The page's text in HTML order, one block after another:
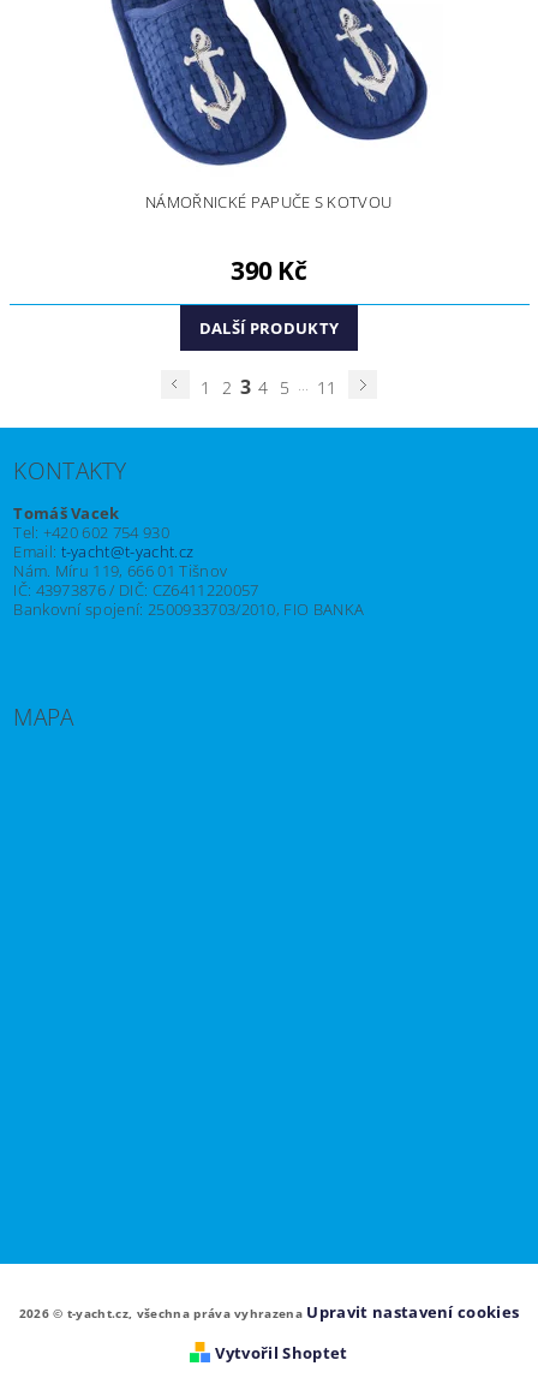
NÁMOŘNICKÉ PAPUČE S KOTVOU
390 Kč
DALŠÍ PRODUKTY
1 2 3 4 5 ... 11
KONTAKTY
Tomáš Vacek
Tel: +420 602 754 930
Email: t-yacht@t-yacht.cz
Nám. Míru 119, 666 01 Tišnov
IČ: 43973876 / DIČ: CZ6411220057
Bankovní spojení: 2500933703/2010, FIO BANKA
MAPA
2026 © t-yacht.cz, všechna práva vyhrazena Upravit nastavení cookies
Vytvořil Shoptet